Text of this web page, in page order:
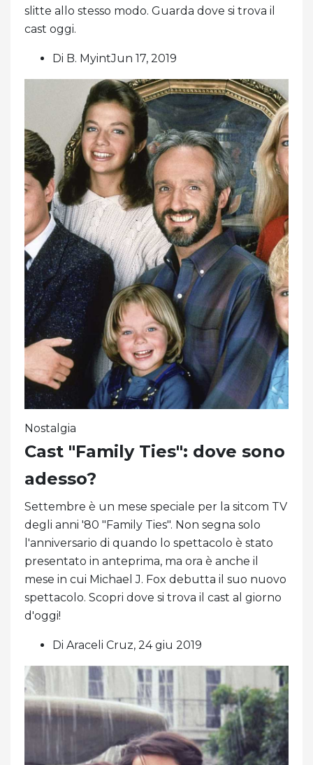
slitte allo stesso modo. Guarda dove si trova il
cast oggi.
Di B. MyintJun 17, 2019
Nostalgia
Cast "Family Ties": dove sono
adesso?
Settembre è un mese speciale per la sitcom TV
degli anni '80 "Family Ties". Non segna solo
l'anniversario di quando lo spettacolo è stato
presentato in anteprima, ma ora è anche il
mese in cui Michael J. Fox debutta il suo nuovo
spettacolo. Scopri dove si trova il cast al giorno
d'oggi!
Di Araceli Cruz, 24 giu 2019